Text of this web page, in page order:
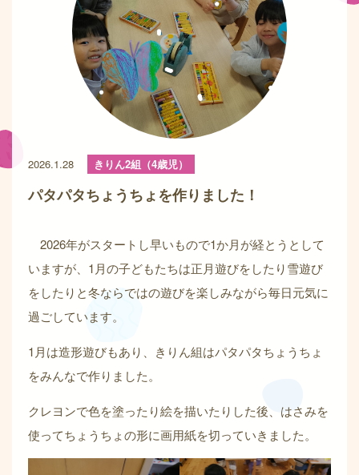
2026.1.28 きりん2組（4歳児）
パタパタちょうちょを作りました！
2026年がスタートし早いもので1か月が経とうとして
いますが、1月の子どもたちは正月遊びをしたり雪遊び
をしたりと冬ならではの遊びを楽しみながら毎日元気に
過ごしています。
1月は造形遊びもあり、きりん組はパタパタちょうちょ
をみんなで作りました。
クレヨンで色を塗ったり絵を描いたりした後、はさみを
使ってちょうちょの形に画用紙を切っていきました。